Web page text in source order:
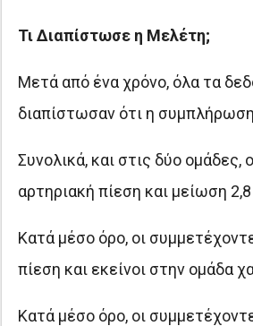
Τι Διαπίστωσε η Μελέτη;
Μετά από ένα χρόνο, όλα τα
διαπίστωσαν ότι η
Συνολικά, και στις δύο
αρτηριακή πίεση και μείωση
Κατά μέσο όρο, οι
πίεση και εκείνοι στην ομάδα
Κατά μέσο όρο, οι